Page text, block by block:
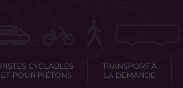
PISTES CYCLABLES
ET POUR PIÉTONS
TRANSPORT À
LA DEMANDE